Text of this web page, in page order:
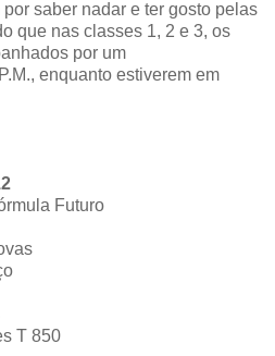
saber nadar e ter gosto pelas
que nas classes 1, 2 e 3, os
por um
enquanto estiverem em
Futuro
T 850